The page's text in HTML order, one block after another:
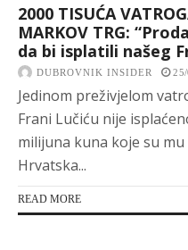
2000 TISUĆA
MARKOV TRG:
da bi isplatili našeg
DUBROVNIK INSIDER
Jedinom preživjelom
Frani Lučiću nije
milijuna kuna koje su
Hrvatska...
READ MORE